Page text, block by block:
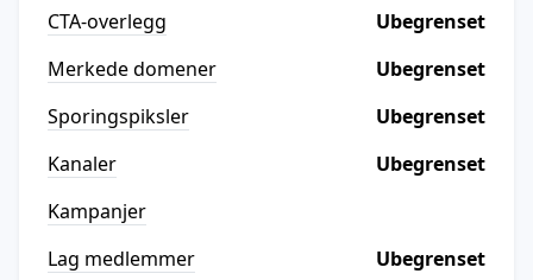
CTA-overlegg
Ubegrenset
Merkede domener
Ubegrenset
Sporingspiksler
Ubegrenset
Kanaler
Ubegrenset
Kampanjer
Lag medlemmer
Ubegrenset